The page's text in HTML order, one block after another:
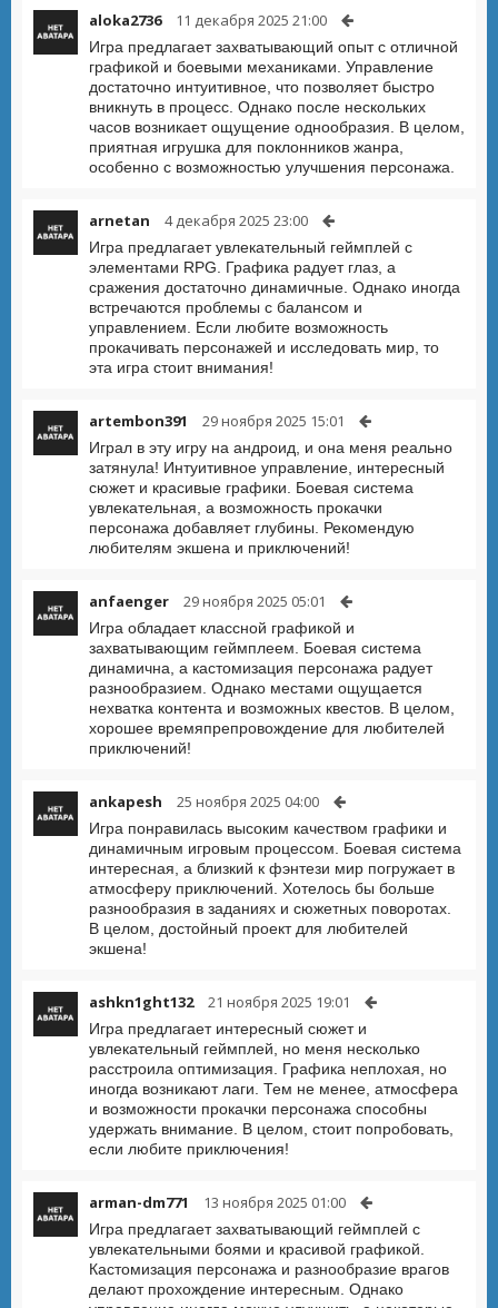
aloka2736 11 декабря 2025 21:00
Игра предлагает захватывающий опыт с отличной
графикой и боевыми механиками. Управление
достаточно интуитивное, что позволяет быстро
вникнуть в процесс. Однако после нескольких
часов возникает ощущение однообразия. В целом,
приятная игрушка для поклонников жанра,
особенно с возможностью улучшения персонажа.
arnetan 4 декабря 2025 23:00
Игра предлагает увлекательный геймплей с
элементами RPG. Графика радует глаз, а
сражения достаточно динамичные. Однако иногда
встречаются проблемы с балансом и
управлением. Если любите возможность
прокачивать персонажей и исследовать мир, то
эта игра стоит внимания!
artembon391 29 ноября 2025 15:01
Играл в эту игру на андроид, и она меня реально
затянула! Интуитивное управление, интересный
сюжет и красивые графики. Боевая система
увлекательная, а возможность прокачки
персонажа добавляет глубины. Рекомендую
любителям экшена и приключений!
anfaenger 29 ноября 2025 05:01
Игра обладает классной графикой и
захватывающим геймплеем. Боевая система
динамична, а кастомизация персонажа радует
разнообразием. Однако местами ощущается
нехватка контента и возможных квестов. В целом,
хорошее времяпрепровождение для любителей
приключений!
ankapesh 25 ноября 2025 04:00
Игра понравилась высоким качеством графики и
динамичным игровым процессом. Боевая система
интересная, а близкий к фэнтези мир погружает в
атмосферу приключений. Хотелось бы больше
разнообразия в заданиях и сюжетных поворотах.
В целом, достойный проект для любителей
экшена!
ashkn1ght132 21 ноября 2025 19:01
Игра предлагает интересный сюжет и
увлекательный геймплей, но меня несколько
расстроила оптимизация. Графика неплохая, но
иногда возникают лаги. Тем не менее, атмосфера
и возможности прокачки персонажа способны
удержать внимание. В целом, стоит попробовать,
если любите приключения!
arman-dm771 13 ноября 2025 01:00
Игра предлагает захватывающий геймплей с
увлекательными боями и красивой графикой.
Кастомизация персонажа и разнообразие врагов
делают прохождение интересным. Однако